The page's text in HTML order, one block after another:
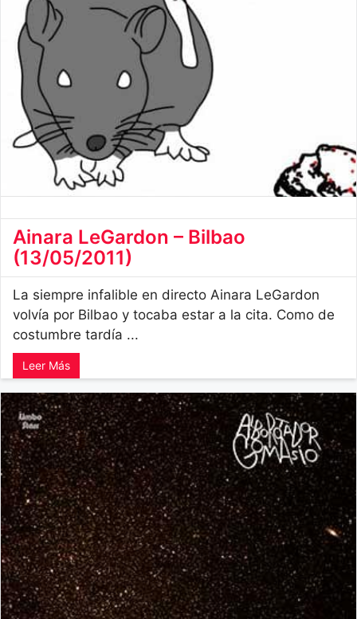
Ainara LeGardon – Bilbao
(13/05/2011)
La siempre infalible en directo Ainara LeGardon
volvía por Bilbao y tocaba estar a la cita. Como de
costumbre tardía ...
Leer Más